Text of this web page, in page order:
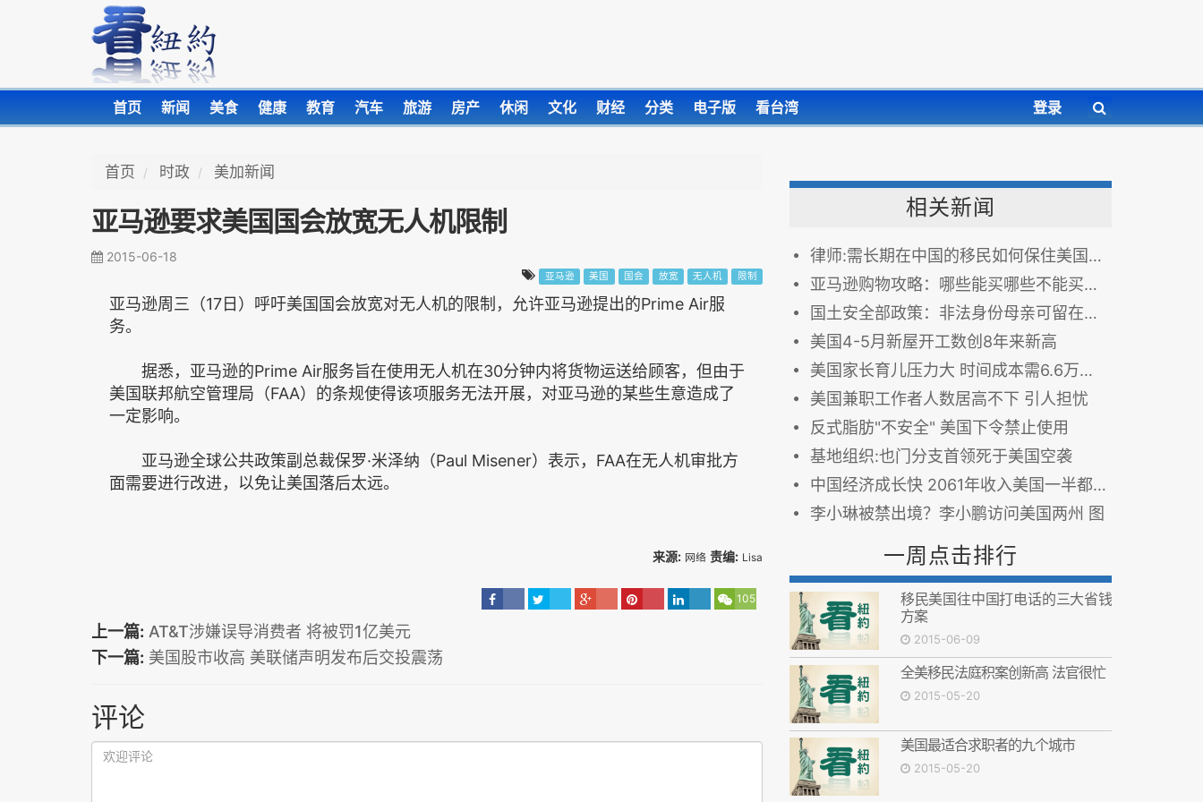
首页 新闻 美食 健康 教育 汽车 旅游 房产 休闲 文化 财经 分类 电子版 看台湾 登录
首页 时政 美加新闻
亚马逊要求美国国会放宽无人机限制
2015-06-18
亚马逊 美国 国会 放宽 无人机 限制
亚马逊周三（17日）呼吁美国国会放宽对无人机的限制，允许亚马逊提出的Prime Air服
务。
据悉，亚马逊的Prime Air服务旨在使用无人机在30分钟内将货物运送给顾客，但由于
美国联邦航空管理局（FAA）的条规使得该项服务无法开展，对亚马逊的某些生意造成了
一定影响。
亚马逊全球公共政策副总裁保罗·米泽纳（Paul Misener）表示，FAA在无人机审批方
面需要进行改进，以免让美国落后太远。
来源: 网络 责编: Lisa
105
上一篇: AT&T涉嫌误导消费者 将被罚1亿美元
下一篇: 美国股市收高 美联储声明发布后交投震荡
评论
相关新闻
律师:需长期在中国的移民如何保住美国绿卡？
亚马逊购物攻略：哪些能买哪些不能买？（图）
国土安全部政策：非法身份母亲可留在美国
美国4-5月新屋开工数创8年来新高
美国家长育儿压力大 时间成本需6.6万美元抵消
美国兼职工作者人数居高不下 引人担忧
反式脂肪"不安全" 美国下令禁止使用
基地组织:也门分支首领死于美国空袭
中国经济成长快 2061年收入美国一半都不到
李小琳被禁出境？李小鹏访问美国两州 图
一周点击排行
移民美国往中国打电话的三大省钱
方案
2015-06-09
全美移民法庭积案创新高 法官很忙
2015-05-20
美国最适合求职者的九个城市
2015-05-20